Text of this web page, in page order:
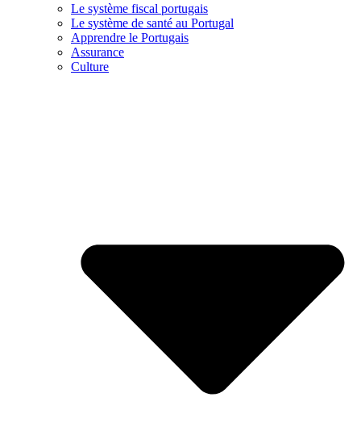
Le système fiscal portugais
Le système de santé au Portugal
Apprendre le Portugais
Assurance
Culture